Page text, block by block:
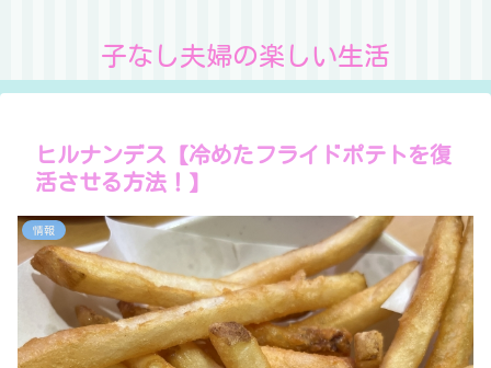
子なし夫婦の楽しい生活
ヒルナンデス【冷めたフライドポテトを復
活させる方法！】
情報